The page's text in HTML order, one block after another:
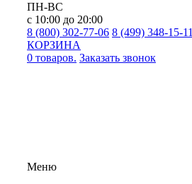
ПН-ВС
с 10:00 до 20:00
8 (800) 302-77-06 8 (499) 348-15-11
КОРЗИНА
0 товаров. Заказать звонок
Меню